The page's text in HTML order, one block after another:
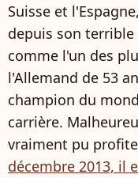
Suisse et
depuis son
comme l'un des
l'Allemand de 53
champion du
carrière.
vraiment pu
décembre 2013, il